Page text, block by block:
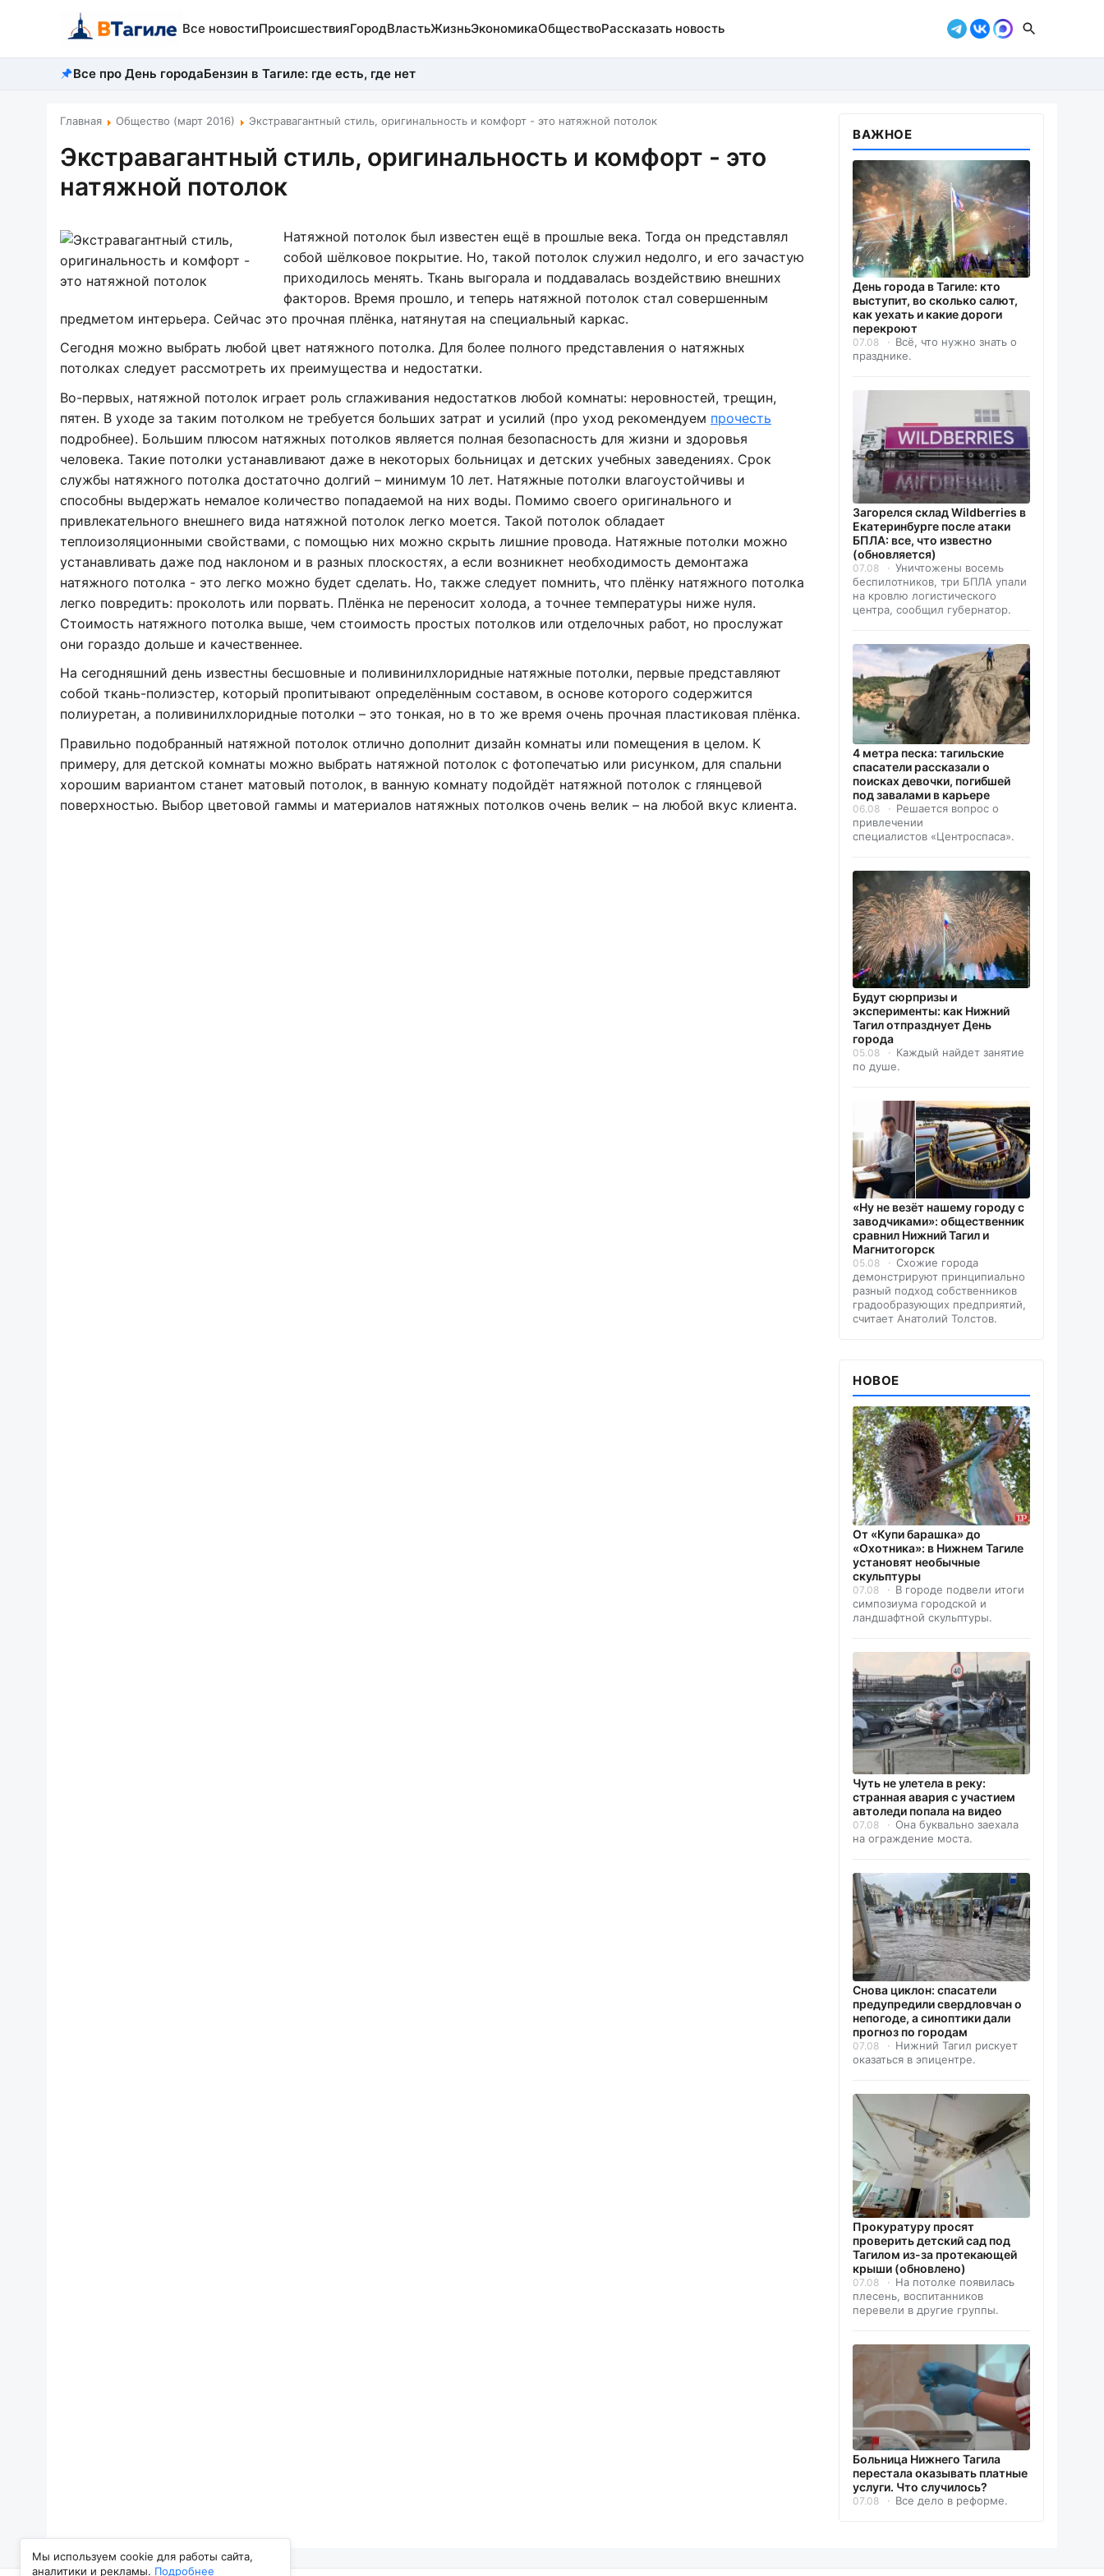
Мы используем cookie для работы сайта,
аналитики и рекламы. Подробнее
Все новостиПроисшествияГородВластьЖизньЭкономикаОбществоРассказать новость
Все про День городаБензин в Тагиле: где есть, где нет
Главная Общество (март 2016) Экстравагантный стиль, оригинальность и комфорт - это натяжной потолок
Экстравагантный стиль, оригинальность и комфорт - это
натяжной потолок
Натяжной потолок был известен ещё в прошлые века. Тогда он представлял
собой шёлковое покрытие. Но, такой потолок служил недолго, и его зачастую
приходилось менять. Ткань выгорала и поддавалась воздействию внешних
факторов. Время прошло, и теперь натяжной потолок стал совершенным
предметом интерьера. Сейчас это прочная плёнка, натянутая на специальный каркас.
Сегодня можно выбрать любой цвет натяжного потолка. Для более полного представления о натяжных
потолках следует рассмотреть их преимущества и недостатки.
Во-первых, натяжной потолок играет роль сглаживания недостатков любой комнаты: неровностей, трещин,
пятен. В уходе за таким потолком не требуется больших затрат и усилий (про уход рекомендуем прочесть
подробнее). Большим плюсом натяжных потолков является полная безопасность для жизни и здоровья
человека. Такие потолки устанавливают даже в некоторых больницах и детских учебных заведениях. Срок
службы натяжного потолка достаточно долгий – минимум 10 лет. Натяжные потолки влагоустойчивы и
способны выдержать немалое количество попадаемой на них воды. Помимо своего оригинального и
привлекательного внешнего вида натяжной потолок легко моется. Такой потолок обладает
теплоизоляционными свойствами, с помощью них можно скрыть лишние провода. Натяжные потолки можно
устанавливать даже под наклоном и в разных плоскостях, а если возникнет необходимость демонтажа
натяжного потолка - это легко можно будет сделать. Но, также следует помнить, что плёнку натяжного потолка
легко повредить: проколоть или порвать. Плёнка не переносит холода, а точнее температуры ниже нуля.
Стоимость натяжного потолка выше, чем стоимость простых потолков или отделочных работ, но прослужат
они гораздо дольше и качественнее.
На сегодняшний день известны бесшовные и поливинилхлоридные натяжные потолки, первые представляют
собой ткань-полиэстер, который пропитывают определённым составом, в основе которого содержится
полиуретан, а поливинилхлоридные потолки – это тонкая, но в то же время очень прочная пластиковая плёнка.
Правильно подобранный натяжной потолок отлично дополнит дизайн комнаты или помещения в целом. К
примеру, для детской комнаты можно выбрать натяжной потолок с фотопечатью или рисунком, для спальни
хорошим вариантом станет матовый потолок, в ванную комнату подойдёт натяжной потолок с глянцевой
поверхностью. Выбор цветовой гаммы и материалов натяжных потолков очень велик – на любой вкус клиента.
ВАЖНОЕ
День города в Тагиле: кто
выступит, во сколько салют,
как уехать и какие дороги
перекроют
07.08
Всё, что нужно знать о
празднике.
Загорелся склад Wildberries в
Екатеринбурге после атаки
БПЛА: все, что известно
(обновляется)
07.08
Уничтожены восемь
беспилотников, три БПЛА упали
на кровлю логистического
центра, сообщил губернатор.
4 метра песка: тагильские
спасатели рассказали о
поисках девочки, погибшей
под завалами в карьере
06.08
Решается вопрос о
привлечении
специалистов «Центроспаса».
Будут сюрпризы и
эксперименты: как Нижний
Тагил отпразднует День
города
05.08
Каждый найдет занятие
по душе.
«Ну не везёт нашему городу с
заводчиками»: общественник
сравнил Нижний Тагил и
Магнитогорск
05.08
Схожие города
демонстрируют принципиально
разный подход собственников
градообразующих предприятий,
считает Анатолий Толстов.
НОВОЕ
От «Купи барашка» до
«Охотника»: в Нижнем Тагиле
установят необычные
скульптуры
07.08
В городе подвели итоги
симпозиума городской и
ландшафтной скульптуры.
Чуть не улетела в реку:
странная авария с участием
автоледи попала на видео
07.08
Она буквально заехала
на ограждение моста.
Снова циклон: спасатели
предупредили свердловчан о
непогоде, а синоптики дали
прогноз по городам
07.08
Нижний Тагил рискует
оказаться в эпицентре.
Прокуратуру просят
проверить детский сад под
Тагилом из-за протекающей
крыши (обновлено)
07.08
На потолке появилась
плесень, воспитанников
перевели в другие группы.
Больница Нижнего Тагила
перестала оказывать платные
услуги. Что случилось?
07.08 Все дело в реформе.